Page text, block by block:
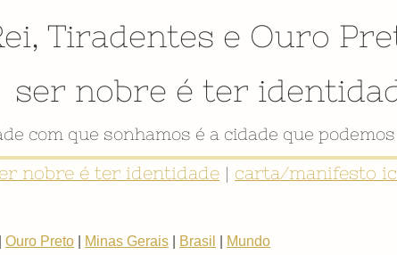
, Tiradentes e Ouro
ser nobre é ter
com que sonhamos é a cidade que
nobre é ter identidade | carta/manifesto
Ouro Preto Minas Gerais Brasil Mundo